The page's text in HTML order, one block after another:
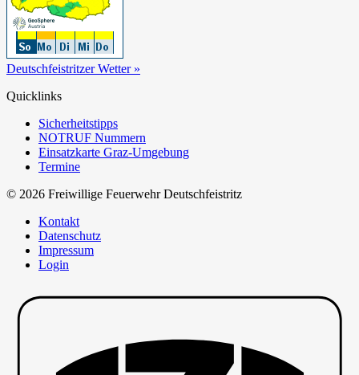
Deutschfeistritzer Wetter »
Quicklinks
Sicherheitstipps
NOTRUF Nummern
Einsatzkarte Graz-Umgebung
Termine
© 2026 Freiwillige Feuerwehr Deutschfeistritz
Kontakt
Datenschutz
Impressum
Login